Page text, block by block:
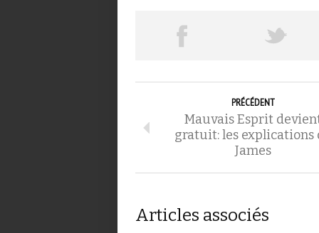
PRÉCÉDENT
Mauvais Esprit
gratuit: les explications
James
Articles associés